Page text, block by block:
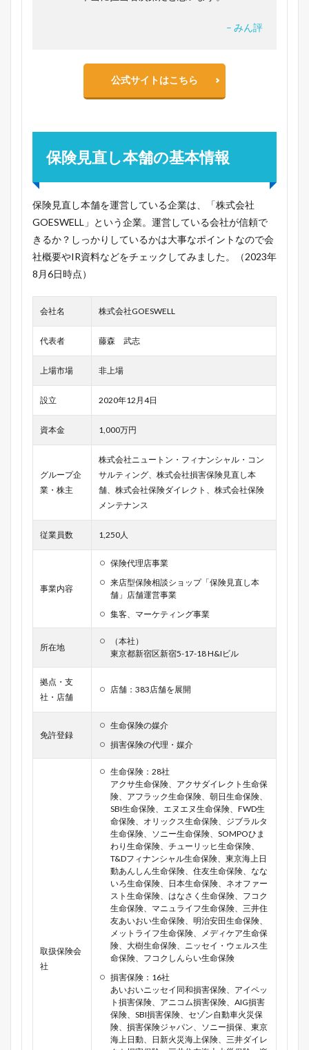
– みん評
公式サイトはこちら
保険見直し本舗の基本情報
保険見直し本舗を運営している企業は、「株式会社
GOESWELL」という企業。運営している会社が信頼で
きるか？しっかりしているかは大事なポイントなので会
社概要やIR資料などをチェックしてみました。（2023年
8月6日時点）
会社名 株式会社GOESWELL
代表者 藤森 武志
上場市場 非上場
設立 2020年12月4日
資本金 1,000万円
グループ企
業・株主
株式会社ニュートン・フィナンシャル・コン
サルティング、株式会社損害保険見直し本
舗、株式会社保険ダイレクト、株式会社保険
メンテナンス
従業員数 1,250人
事業内容
保険代理店事業
来店型保険相談ショップ「保険見直し本
舗」店舗運営事業
集客、マーケティング事業
所在地
（本社）
東京都新宿区新宿5-17-18 H&Iビル
拠点・支
社・店舗
店舗：383店舗を展開
免許登録
生命保険の媒介
損害保険の代理・媒介
取扱保険会
社
生命保険：28社
アクサ生命保険、アクサダイレクト生命保
険、アフラック生命保険、朝日生命保険、
SBI生命保険、エヌエヌ生命保険、FWD生
命保険、オリックス生命保険、ジブラルタ
生命保険、ソニー生命保険、SOMPOひま
わり生命保険、チューリッヒ生命保険、
T&Dフィナンシャル生命保険、東京海上日
動あんしん生命保険、住友生命保険、なな
いろ生命保険、日本生命保険、ネオファー
スト生命保険、はなさく生命保険、フコク
生命保険、マニュライフ生命保険、三井住
友あいおい生命保険、明治安田生命保険、
メットライフ生命保険、メディケア生命保
険、大樹生命保険、ニッセイ・ウェルス生
命保険、フコクしんらい生命保険
損害保険：16社
あいおいニッセイ同和損害保険、アイペッ
ト損害保険、アニコム損害保険、AIG損害
保険、SBI損害保険、セゾン自動車火災保
険、損害保険ジャパン、ソニー損保、東京
海上日動、日新火災海上保険、三井ダイレ